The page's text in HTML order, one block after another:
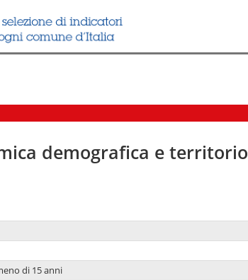
demografica e territorio
di 15 anni